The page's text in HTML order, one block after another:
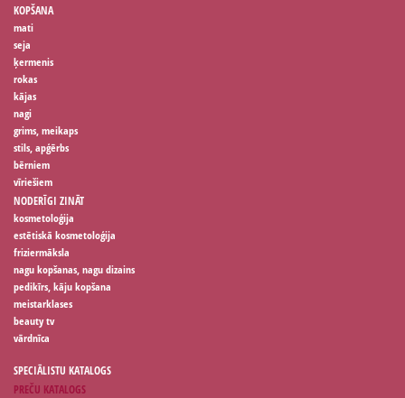
KOPŠANA
mati
seja
ķermenis
rokas
kājas
nagi
grims, meikaps
stils, apģērbs
bērniem
vīriešiem
NODERĪGI ZINĀT
kosmetoloģija
estētiskā kosmetoloģija
friziermāksla
nagu kopšanas, nagu dizains
pedikīrs, kāju kopšana
meistarklases
beauty tv
vārdnīca
SPECIĀLISTU KATALOGS
PREČU KATALOGS